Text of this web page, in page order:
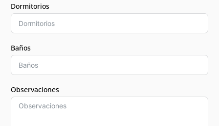
Dormitorios
Baños
Observaciones